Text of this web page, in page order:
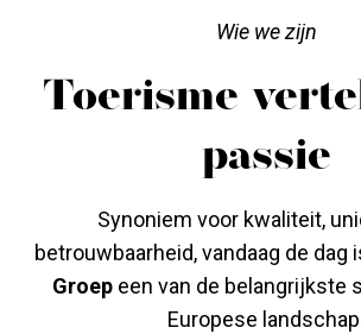
Wie we zijn
Toerisme
passie
Synoniem voor kwaliteit,
betrouwbaarheid, vandaag de dag
Groep een van de belangrijkste
Europese